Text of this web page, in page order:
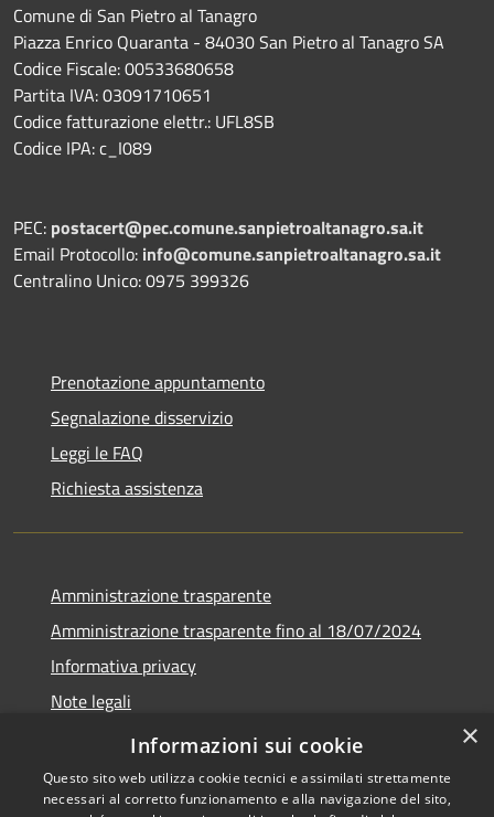
Comune di San Pietro al Tanagro
Piazza Enrico Quaranta - 84030 San Pietro al Tanagro SA
Codice Fiscale: 00533680658
Partita IVA: 03091710651
Codice fatturazione elettr.: UFL8SB
Codice IPA: c_I089
PEC: postacert@pec.comune.sanpietroaltanagro.sa.it
Email Protocollo: info@comune.sanpietroaltanagro.sa.it
Centralino Unico: 0975 399326
Prenotazione appuntamento
Segnalazione disservizio
Leggi le FAQ
Richiesta assistenza
Amministrazione trasparente
Amministrazione trasparente fino al 18/07/2024
Informativa privacy
Note legali
Dichiarazione di accessibilità
×
Informazioni sui cookie
Questo sito web utilizza cookie tecnici e assimilati strettamente
necessari al corretto funzionamento e alla navigazione del sito,